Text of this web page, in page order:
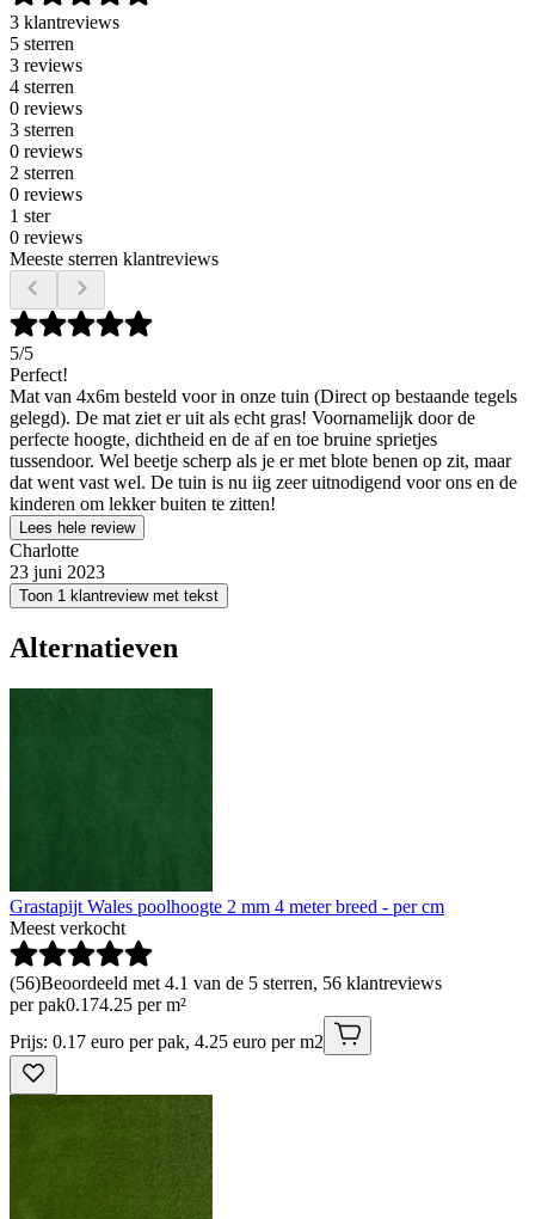
3 klantreviews
5 sterren
3 reviews
4 sterren
0 reviews
3 sterren
0 reviews
2 sterren
0 reviews
1 ster
0 reviews
Meeste sterren klantreviews
5/5
Perfect!
Mat van 4x6m besteld voor in onze tuin (Direct op bestaande tegels
gelegd). De mat ziet er uit als echt gras! Voornamelijk door de
perfecte hoogte, dichtheid en de af en toe bruine sprietjes
tussendoor. Wel beetje scherp als je er met blote benen op zit, maar
dat went vast wel. De tuin is nu iig zeer uitnodigend voor ons en de
kinderen om lekker buiten te zitten!
Lees hele review
Charlotte
23 juni 2023
Toon 1 klantreview met tekst
Alternatieven
Grastapijt Wales poolhoogte 2 mm 4 meter breed - per cm
Meest verkocht
(56)Beoordeeld met 4.1 van de 5 sterren, 56 klantreviews
per pak0.174.25 per m²
Prijs: 0.17 euro per pak, 4.25 euro per m2